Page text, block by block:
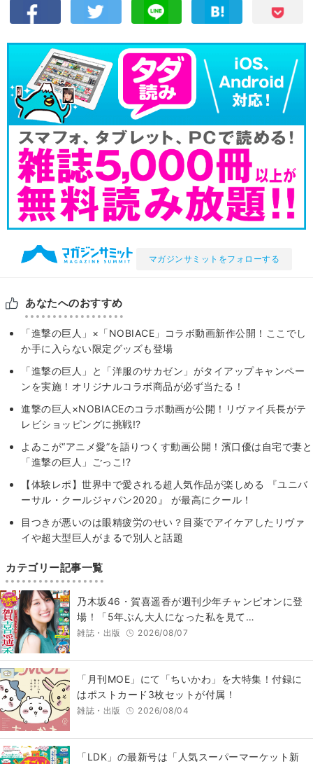
マガジンサミットをフォローする
あなたへのおすすめ
「進撃の巨人」×「NOBIACE」コラボ動画新作公開！ここでし
か手に入らない限定グッズも登場
「進撃の巨人」と「洋服のサカゼン」がタイアップキャンペー
ンを実施！オリジナルコラボ商品が必ず当たる！
進撃の巨人×NOBIACEのコラボ動画が公開！リヴァイ兵長がテ
レビショッピングに挑戦!?
よゐこが“アニメ愛”を語りつくす動画公開！濱口優は自宅で妻と
「進撃の巨人」ごっこ!?
【体験レポ】世界中で愛される超人気作品が楽しめる 『ユニバ
ーサル・クールジャパン2020』 が最高にクール！
目つきが悪いのは眼精疲労のせい？目薬でアイケアしたリヴァ
イや超大型巨人がまるで別人と話題
カテゴリー記事一覧
乃木坂46・賀喜遥香が週刊少年チャンピオンに登
場！「5年ぶん大人になった私を見て…
雑誌・出版 2026/08/07
「月刊MOE」にて「ちいかわ」を大特集！付録に
はポストカード3枚セットが付属！
雑誌・出版 2026/08/04
「LDK」の最新号は「人気スーパーマーケット新